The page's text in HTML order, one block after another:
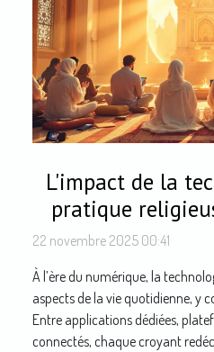
L'impact de la
pratique
22 novembre 2025 00:41
À l’ère du numérique, la
aspects de la vie quotidienne, y
Entre applications dédiées,
connectés, chaque croyant